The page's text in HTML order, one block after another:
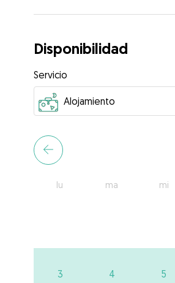
Disponibilidad
Servicio
lu ma mi
3 4 5